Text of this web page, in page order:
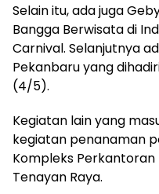
Selain itu, ada juga
Bangga Berwisata di
Carnival. Selanjutnya
Pekanbaru yang
(4/5).
Kegiatan lain yang
kegiatan penanaman
Kompleks
Tenayan Raya.